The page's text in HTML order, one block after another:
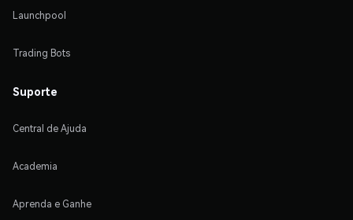
Launchpool
Trading Bots
Suporte
Central de Ajuda
Academia
Aprenda e Ganhe